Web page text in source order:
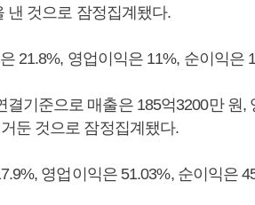
낸 것으로 잠정집계됐다.
21.8%, 영업이익은 11%, 순이익은
결기준으로 매출은 185억3200만 원,
둔 것으로 잠정집계됐다.
영업이익은 51.03%, 순이익은